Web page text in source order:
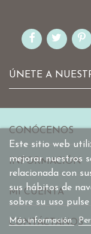
ÚNETE A
Este sitio web
mejorar nuestros
relacionada con
sus hábitos de
sobre su uso
Más información
CONÓCENOS
INFORMACIÓN
MI CUENTA
CONTÁCTANOS